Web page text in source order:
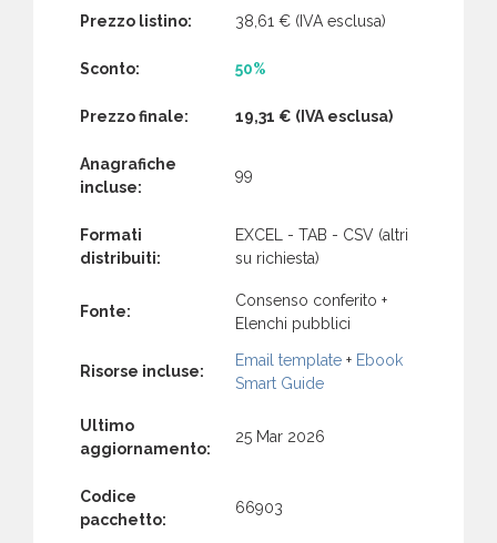
Prezzo listino: 38,61 € (IVA esclusa)
Sconto: 50%
Prezzo finale: 19,31 € (IVA esclusa)
Anagrafiche
incluse:
99
Formati
distribuiti:
EXCEL - TAB - CSV (altri
su richiesta)
Fonte:
Consenso conferito +
Elenchi pubblici
Risorse incluse:
Email template + Ebook
Smart Guide
Ultimo
aggiornamento:
25 Mar 2026
Codice
pacchetto:
66903